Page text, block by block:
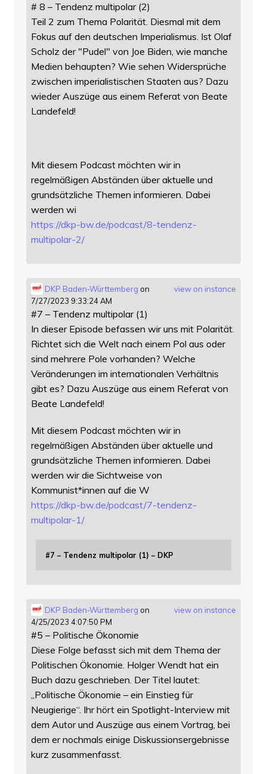
# 8 – Tendenz multipolar (2)
Teil 2 zum Thema Polarität. Diesmal mit dem
Fokus auf den deutschen Imperialismus. Ist Olaf
Scholz der "Pudel" von Joe Biden, wie manche
Medien behaupten? Wie sehen Widersprüche
zwischen imperialistischen Staaten aus? Dazu
wieder Auszüge aus einem Referat von Beate
Landefeld!
Mit diesem Podcast möchten wir in
regelmäßigen Abständen über aktuelle und
grundsätzliche Themen informieren. Dabei
werden wi
https://dkp-bw.de/podcast/8-tendenz-
multipolar-2/
view on instance
DKP Baden-Württemberg on
7/27/2023 9:33:24 AM
#7 – Tendenz multipolar (1)
In dieser Episode befassen wir uns mit Polarität.
Richtet sich die Welt nach einem Pol aus oder
sind mehrere Pole vorhanden? Welche
Veränderungen im internationalen Verhältnis
gibt es? Dazu Auszüge aus einem Referat von
Beate Landefeld!
Mit diesem Podcast möchten wir in
regelmäßigen Abständen über aktuelle und
grundsätzliche Themen informieren. Dabei
werden wir die Sichtweise von
Kommunist*innen auf die W
https://dkp-bw.de/podcast/7-tendenz-
multipolar-1/
#7 – Tendenz multipolar (1) – DKP
view on instance
DKP Baden-Württemberg on
4/25/2023 4:07:50 PM
#5 – Politische Ökonomie
Diese Folge befasst sich mit dem Thema der
Politischen Ökonomie. Holger Wendt hat ein
Buch dazu geschrieben. Der Titel lautet:
„Politische Ökonomie – ein Einstieg für
Neugierige“. Ihr hört ein Spotlight-Interview mit
dem Autor und Auszüge aus einem Vortrag, bei
dem er nochmals einige Diskussionsergebnisse
kurz zusammenfasst.